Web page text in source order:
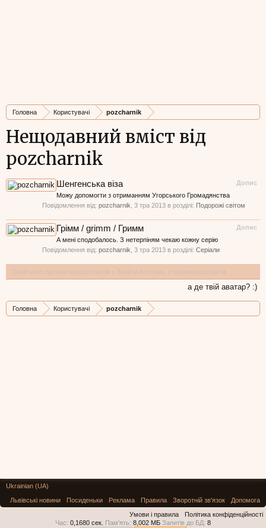
Головна Користувачі pozcharnik
Нещодавний вміст від
pozcharnik
Допис
Шенгенська віза
Можу допомогти з отриманням Угорського Громадянства
Повідомлення від: pozcharnik 3 тра 2013 в розділі: Подорожі світом
Допис
Грімм / grimm / Гримм
А мені сподобалось. З нетерпіням чекаю кожну серію
Повідомлення від: pozcharnik 3 тра 2013 в розділі: Серіали
а де твій аватар? :)
Головна Користувачі pozcharnik
Ukrainian (UA)
Львівські новини
Посиденьки Реклама Правила Зворотній зв'язок
Допомога
Умови і правила
Політика конфіденційності
Час: 0,1680 сек. Пам'ять: 8,002 МБ Запитів до БД: 8